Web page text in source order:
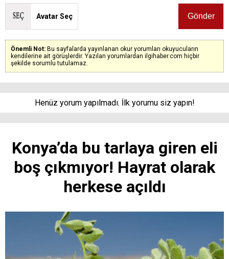
Avatar Seç
Önemli Not: Bu sayfalarda yayınlanan okur yorumları okuyucuların
kendilerine ait görüşlerdir. Yazılan yorumlardan ilgihaber.com hiçbir
şekilde sorumlu tutulamaz.
Henüz yorum yapılmadı. İlk yorumu siz yapın!
Konya’da bu tarlaya giren eli
boş çıkmıyor! Hayrat olarak
herkese açıldı